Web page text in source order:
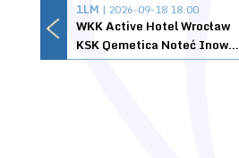
1LM | 2026-09-18 18:00
WKK Active Hotel Wrocław
KSK Qemetica Noteć Inowrocław